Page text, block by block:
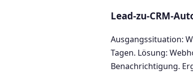
Lead-zu-CRM-
Ausgangssituation:
Tagen. Lösung:
Benachrichtigung.